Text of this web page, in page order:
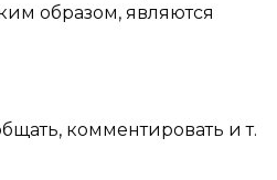
образом, являются
комментировать и т.